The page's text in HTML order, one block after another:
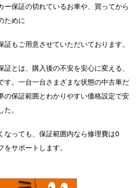
ー保証の切れているお車や、買ってから
ために
もご用意させていただいております。
とは、購入後の不安を安心に変える、
す。一台一台さまざまな状態の中古車だ
の保証範囲とわかりやすい価格設定で安
。
なっても、保証範囲内なら修理費は0
サポートします。